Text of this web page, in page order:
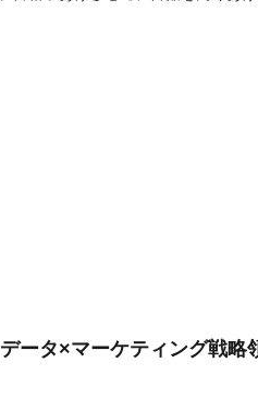
ータ×マーケティング戦略